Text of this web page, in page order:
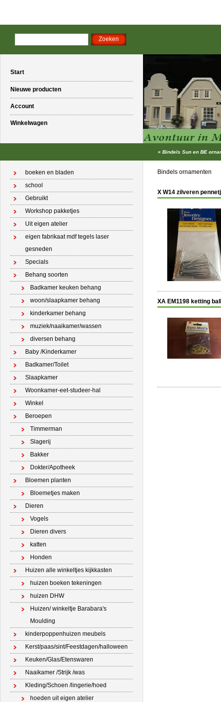
Start
Nieuwe producten
Account
Winkelwagen
» Bindels Sun en BE
boeken en bladen
school
Gebruikt
Workshop pakketjes
Uit eigen atelier
eigen fabrikaat mdf tegels laser
gesneden
Specials
Behang soorten
Badkamer keuken behang
woon/slaapkamer behang
kinderkamer behang
muziek/naaikamer/wassen
diversen behang
Baby /Kinderkamer
Badkamer/Toilet
Slaapkamer
Woonkamer-eet-studeer-hal
Winkel
Beroepen
Timmerman
Slagerij
Bakker
Dokter/Apotheek
Bloemen planten
Bloemetjes maken
Dieren
Vogels
Dieren divers
katten
Honden
Huizen alle winkeltjes kijkkasten
huizen boeken tekeningen
huizen DHW
Huizen/ winkeltje Barabara's
Moulding
kinderpoppenhuizen meubels
Kerst/paas/sint/Feestdagen/halloween
Keuken/Glas/Etenswaren
Naaikamer /Strijk /was
Kleding/Schoen /lingerie/hoed
hoeden uit eigen atelier
Bindels ornamenten
X W14 zilveren
XA EM1198 ketting